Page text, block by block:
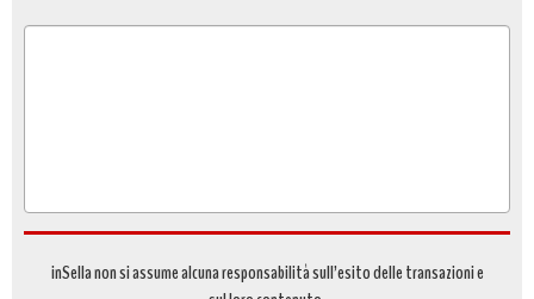
Tipo
inSella non si assume alcuna responsabilità sull’esito delle transazioni e